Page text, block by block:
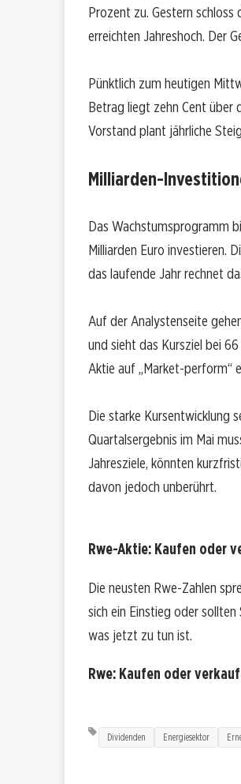
Prozent zu. Gestern
erreichten Jahreshoch. Der
Pünktlich zum heutigen
Betrag liegt zehn Cent über
Vorstand plant jährliche
Milliarden-
Das Wachstumsprogramm
Milliarden Euro investieren.
das laufende Jahr rechnet
Auf der Analystenseite
und sieht das Kursziel bei
Aktie auf „Market-perform“
Die starke Kursentwicklung
Quartalsergebnis im Mai
Jahresziele, könnten
davon jedoch unberührt.
Rwe-Aktie: Kaufen oder
Die neusten Rwe-Zahlen
sich ein Einstieg oder
was jetzt zu tun ist.
Rwe: Kaufen oder
Dividenden Energiesektor